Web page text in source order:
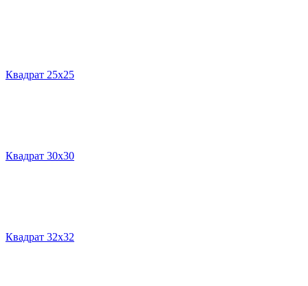
Квадрат 25х25
Квадрат 30х30
Квадрат 32х32